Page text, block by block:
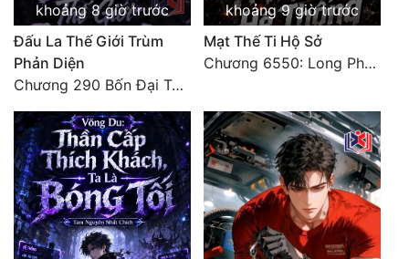
Thanh Xuân
Tiên Hiệp
Tiểu Thuyết
Trinh Thám
Triều Đấu
Trùng Sinh
Trọng Sinh
khoảng 8 giờ trước
Đấu La Thế Giới Trùm
Phản Diện
Chương 290 Bốn Đại Tông Môn Đơn Thuộc Tính Vô Cùng Thê Lương
khoảng 9 giờ trước
Mạt Thế Ti Hộ Sở
Chương 6550: Long Phượng Thần Trận